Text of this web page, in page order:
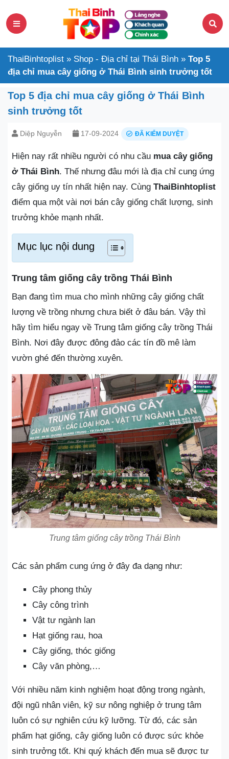
ThaiBinhtoplist » Shop - Địa chỉ tại Thái Bình » Top 5
địa chỉ mua cây giống ở Thái Bình sinh trưởng tốt
Top 5 địa chỉ mua cây giống ở Thái Bình
sinh trưởng tốt
Diệp Nguyễn 17-09-2024 ĐÃ KIỂM DUYỆT
Hiện nay rất nhiều người có nhu cầu mua cây giống
ở Thái Bình. Thế nhưng đâu mới là địa chỉ cung ứng
cây giống uy tín nhất hiện nay. Cùng ThaiBinhtoplist
điểm qua một vài nơi bán cây giống chất lượng, sinh
trưởng khỏe mạnh nhất.
Mục lục nội dung
Trung tâm giống cây trồng Thái Bình
Bạn đang tìm mua cho mình những cây giống chất
lượng về trồng nhưng chưa biết ở đâu bán. Vậy thì
hãy tìm hiểu ngay về Trung tâm giống cây trồng Thái
Bình. Nơi đây được đông đảo các tín đồ mê làm
vườn ghé đến thường xuyên.
Trung tâm giống cây trồng Thái Bình
Các sản phẩm cung ứng ở đây đa dạng như:
Cây phong thủy
Cây công trình
Vật tư ngành lan
Hạt giống rau, hoa
Cây giống, thóc giống
Cây văn phòng,…
Với nhiều năm kinh nghiệm hoạt động trong ngành,
đội ngũ nhân viên, kỹ sư nông nghiệp ở trung tâm
luôn có sự nghiên cứu kỹ lưỡng. Từ đó, các sản
phẩm hạt giống, cây giống luôn có được sức khỏe
sinh trưởng tốt. Khi quý khách đến mua sẽ được tư